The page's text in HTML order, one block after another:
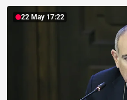
22 May 17:22